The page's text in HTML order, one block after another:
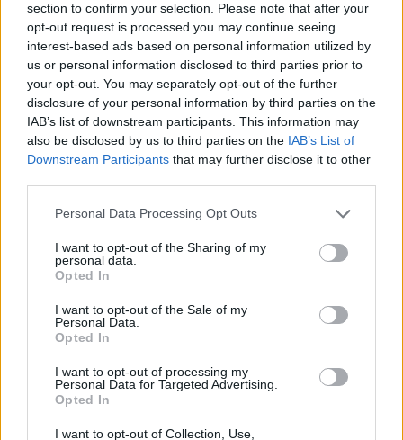
section to confirm your selection. Please note that after your
opt-out request is processed you may continue seeing
interest-based ads based on personal information utilized by
us or personal information disclosed to third parties prior to
your opt-out. You may separately opt-out of the further
disclosure of your personal information by third parties on the
IAB’s list of downstream participants. This information may
also be disclosed by us to third parties on the IAB’s List of
Downstream Participants that may further disclose it to other
Personal Data Processing Opt Outs
I want to opt-out of the Sharing of my
personal data.
Opted In
I want to opt-out of the Sale of my
Personal Data.
Opted In
I want to opt-out of processing my
Personal Data for Targeted Advertising.
Opted In
I want to opt-out of Collection, Use,
40 99 80
107
XL
16 42 104 85 112
MOHLO BY SA VÁM TIEŽ HODIŤ